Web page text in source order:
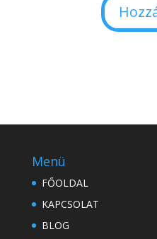
Menü
FŐOLDAL
KAPCSOLAT
BLOG